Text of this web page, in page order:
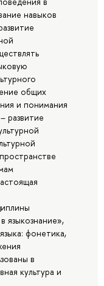
навыков
общих
и понимания
развитие
языкознание»,
фонетика,
в
культура и